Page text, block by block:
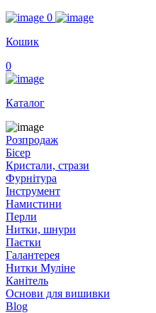
0
Кошик
0
Каталог
Розпродаж
Бісер
Кристали, стрази
Фурнітура
Інструмент
Намистини
Перли
Нитки, шнури
Паєтки
Галантерея
Нитки Муліне
Канітель
Основи для вишивки
Blog